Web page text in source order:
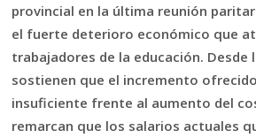
provincial en la última reunión
el fuerte deterioro económico que
trabajadores de la educación. Desde
sostienen que el incremento
insuficiente frente al aumento del
remarcan que los salarios actuales